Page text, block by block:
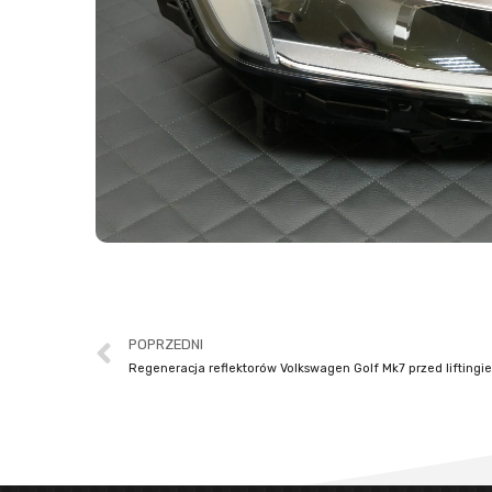
POPRZEDNI
Regeneracja reflektorów Volkswagen Golf Mk7 przed